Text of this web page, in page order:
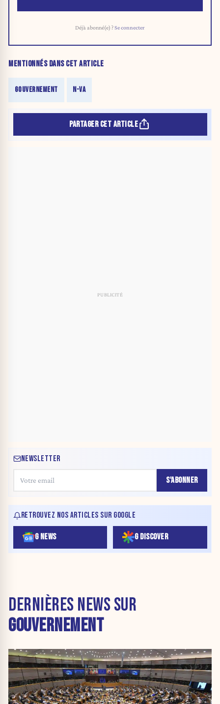
Déjà abonné(e) ?Se connecter
MENTIONNÉS DANS CET ARTICLE
GOUVERNEMENT N-VA
PARTAGER CET ARTICLE
NEWSLETTER
S'ABONNER
RETROUVEZ NOS ARTICLES SUR GOOGLE
G NEWS G DISCOVER
DERNIÈRES NEWS SUR
GOUVERNEMENT